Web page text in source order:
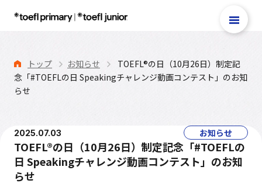
TOEFL Primary®
TOEFL Junior®
テスト案内
TOEFL Primary®
Reading＆Listening
トップ お知らせ
TOEFL®の日（10月26日）制定記
念「#TOEFLの日 Speakingチャレンジ動画コンテスト」のお知
らせ
2025.07.03 お知らせ
TOEFL®の日（10月26日）制定記念「#TOEFLの
日 Speakingチャレンジ動画コンテスト」のお知
らせ